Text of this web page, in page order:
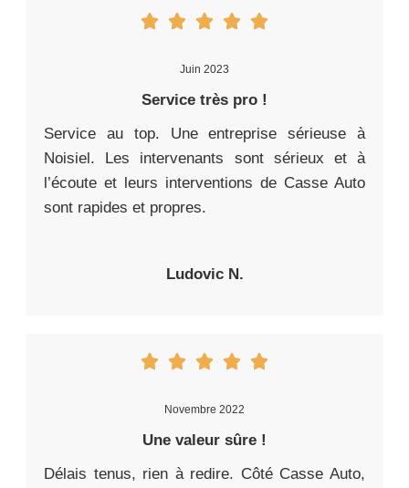
Juin 2023
Service très pro !
Service au top. Une entreprise sérieuse à
Noisiel. Les intervenants sont sérieux et à
l’écoute et leurs interventions de Casse Auto
sont rapides et propres.
Ludovic N.
Novembre 2022
Une valeur sûre !
Délais tenus, rien à redire. Côté Casse Auto,